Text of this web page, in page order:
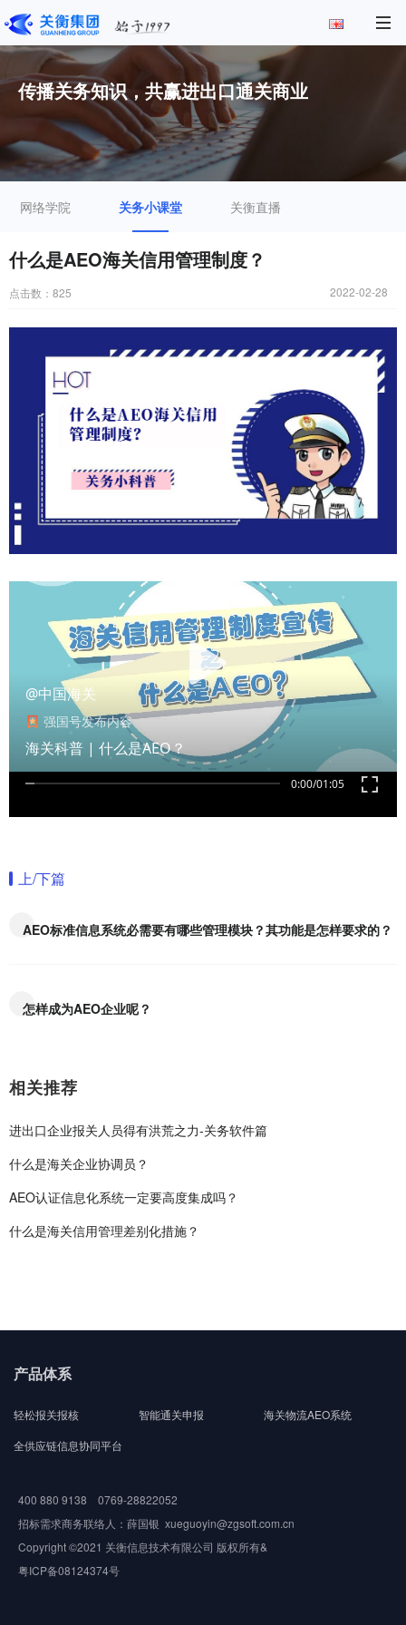
传播关务知识，共赢进出口通关商业
网络学院 关务小课堂 关衡直播
什么是AEO海关信用管理制度？
2022-02-28
点击数： 825
上/下篇
AEO标准信息系统必需要有哪些管理模块？其功能是怎样要求的？
怎样成为AEO企业呢？
相关推荐
进出口企业报关人员得有洪荒之力-关务软件篇
什么是海关企业协调员？
AEO认证信息化系统一定要高度集成吗？
什么是海关信用管理差别化措施？
产品体系
轻松报关报核 智能通关申报
海关物流AEO系统
全供应链信息协同平台
400 880 9138 0769-28822052
招标需求商务联络人：薛国银 xueguoyin@zgsoft.com.cn
Copyright ©2021 关衡信息技术有限公司 版权所有&
粤ICP备08124374号